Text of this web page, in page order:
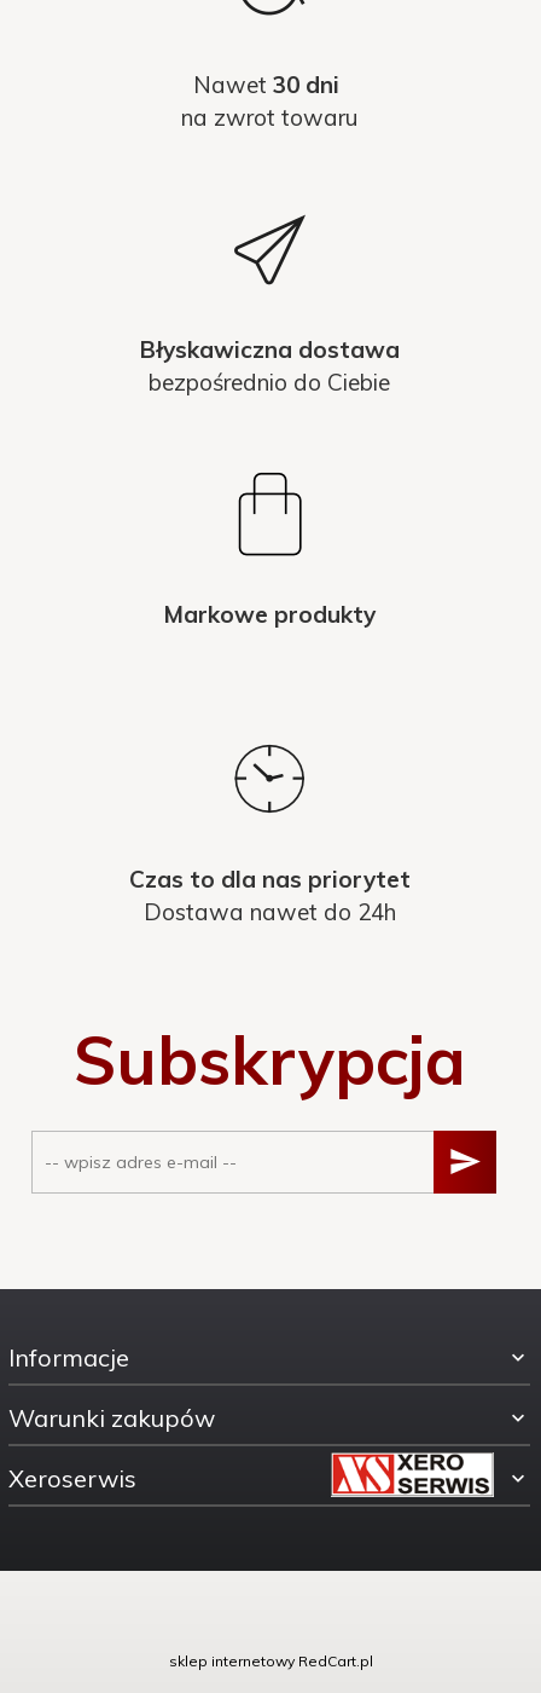
Nawet 30 dni
na zwrot towaru
Błyskawiczna dostawa
bezpośrednio do Ciebie
Markowe produkty
Czas to dla nas priorytet
Dostawa nawet do 24h
Subskrypcja
Informacje
Warunki zakupów
Xeroserwis
00-116 Warszawa woj.
sklep internetowyRedCart.pl